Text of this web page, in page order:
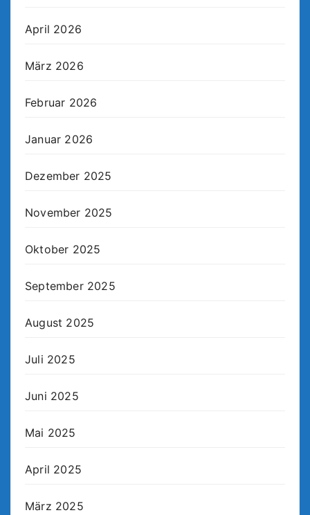
April 2026
März 2026
Februar 2026
Januar 2026
Dezember 2025
November 2025
Oktober 2025
September 2025
August 2025
Juli 2025
Juni 2025
Mai 2025
April 2025
März 2025